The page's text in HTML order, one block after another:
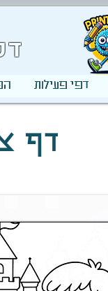
דפי פעילות
דף